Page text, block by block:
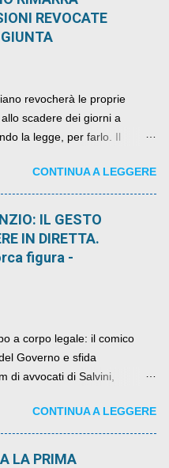
REVOCATE
revocherà le proprie
scadere dei giorni a
la legge, per farlo. Il
il contrario.
CONTINUA A LEGGERE
IL GESTO
IN DIRETTA.
figura -
a corpo legale: il comico
Governo e sfida
di avvocati di Salvini,
CONTINUA A LEGGERE
LA PRIMA